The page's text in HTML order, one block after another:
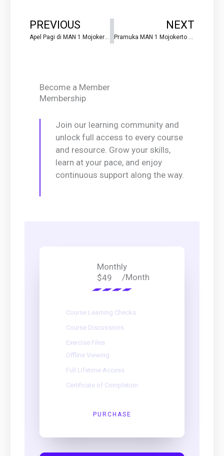
Prev
PREVIOUS
Apel Pagi di MAN 1 Mojokerto: Semangat Mengawali KBM Efektif
NEXT
Pramuka MAN 1 Mojokerto Raih Prestasi Gemilang di Veteran Scout Competition 2024
Become a Member
Membership
Join our learning community and
unlock full access to every course
and resource. Grow your skills,
learn at your pace, and enjoy
continuous support along the way.
Monthly
$49
/Month
Course Learning Checks
Course Discussions
Exercise Files
Offline Viewing
Full Lifetime Access
Certificate of Completion
PURCHASE